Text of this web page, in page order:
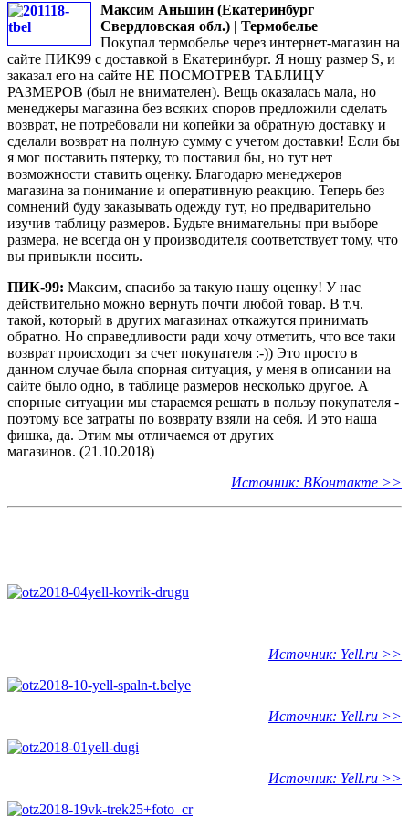
Максим Аньшин (Екатеринбург
Свердловская обл.) | Термобелье
Покупал термобелье через интернет-магазин на
сайте ПИК99 с доставкой в Екатеринбург. Я ношу размер S, и
заказал его на сайте НЕ ПОСМОТРЕВ ТАБЛИЦУ
РАЗМЕРОВ (был не внимателен). Вещь оказалась мала, но
менеджеры магазина без всяких споров предложили сделать
возврат, не потребовали ни копейки за обратную доставку и
сделали возврат на полную сумму с учетом доставки! Если бы
я мог поставить пятерку, то поставил бы, но тут нет
возможности ставить оценку. Благодарю менеджеров
магазина за понимание и оперативную реакцию. Теперь без
сомнений буду заказывать одежду тут, но предварительно
изучив таблицу размеров. Будьте внимательны при выборе
размера, не всегда он у производителя соответствует тому, что
вы привыкли носить.
ПИК-99: Максим, спасибо за такую нашу оценку! У нас
действительно можно вернуть почти любой товар. В т.ч.
такой, который в других магазинах откажутся принимать
обратно. Но справедливости ради хочу отметить, что все таки
возврат происходит за счет покупателя :-)) Это просто в
данном случае была спорная ситуация, у меня в описании на
сайте было одно, в таблице размеров несколько другое. А
спорные ситуации мы стараемся решать в пользу покупателя -
поэтому все затраты по возврату взяли на себя. И это наша
фишка, да. Этим мы отличаемся от других
магазинов. (21.10.2018)
Источник: ВКонтакте >>
Источник: Yell.ru >>
Источник: Yell.ru >>
Источник: Yell.ru >>